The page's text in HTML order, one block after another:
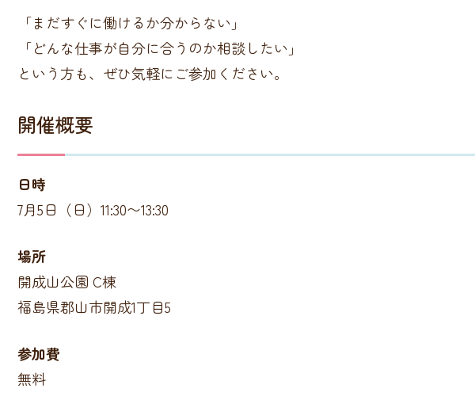
「まだすぐに働けるか分からない」
「どんな仕事が自分に合うのか相談したい」
という方も、ぜひ気軽にご参加ください。
開催概要
日時
7月5日（日）11:30〜13:30
場所
開成山公園 C棟
福島県郡山市開成1丁目5
参加費
無料